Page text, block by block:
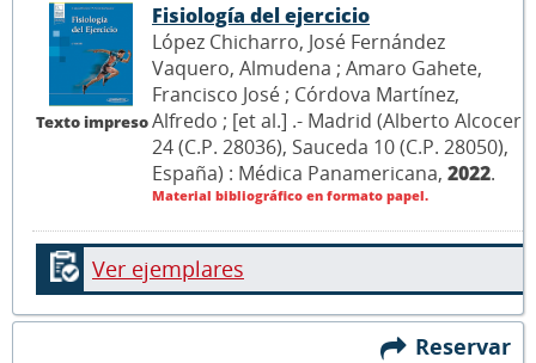
Texto impreso
Fisiología del ejercicio
López Chicharro, José Fernández
Vaquero, Almudena ; Amaro Gahete,
Francisco José ; Córdova Martínez,
Alfredo ; [et al.] .- Madrid (Alberto Alcocer
24 (C.P. 28036), Sauceda 10 (C.P. 28050),
España) : Médica Panamericana, 2022.
Material bibliográfico en formato papel.
Ver ejemplares
Reservar